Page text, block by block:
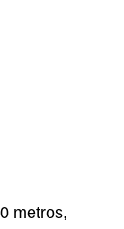
metros,